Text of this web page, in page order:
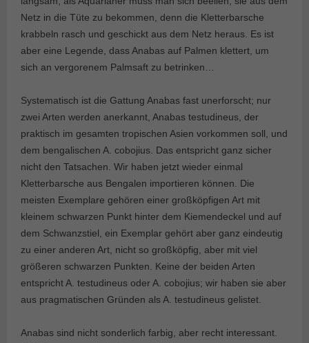
Netz in die Tüte zu bekommen, denn die Kletterbarsche
krabbeln rasch und geschickt aus dem Netz heraus. Es ist
aber eine Legende, dass Anabas auf Palmen klettert, um
sich an vergorenem Palmsaft zu betrinken…
Systematisch ist die Gattung Anabas fast unerforscht; nur
zwei Arten werden anerkannt, Anabas testudineus, der
praktisch im gesamten tropischen Asien vorkommen soll, und
dem bengalischen A. cobojius. Das entspricht ganz sicher
nicht den Tatsachen. Wir haben jetzt wieder einmal
Kletterbarsche aus Bengalen importieren können. Die
meisten Exemplare gehören einer großköpfigen Art mit
kleinem schwarzen Punkt hinter dem Kiemendeckel und auf
dem Schwanzstiel, ein Exemplar gehört aber ganz eindeutig
zu einer anderen Art, nicht so großköpfig, aber mit viel
größeren schwarzen Punkten. Keine der beiden Arten
entspricht A. testudineus oder A. cobojius; wir haben sie aber
aus pragmatischen Gründen als A. testudineus gelistet.
Anabas sind nicht sonderlich farbig, aber recht interessant.